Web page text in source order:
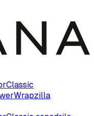
Classic
Wrapzilla